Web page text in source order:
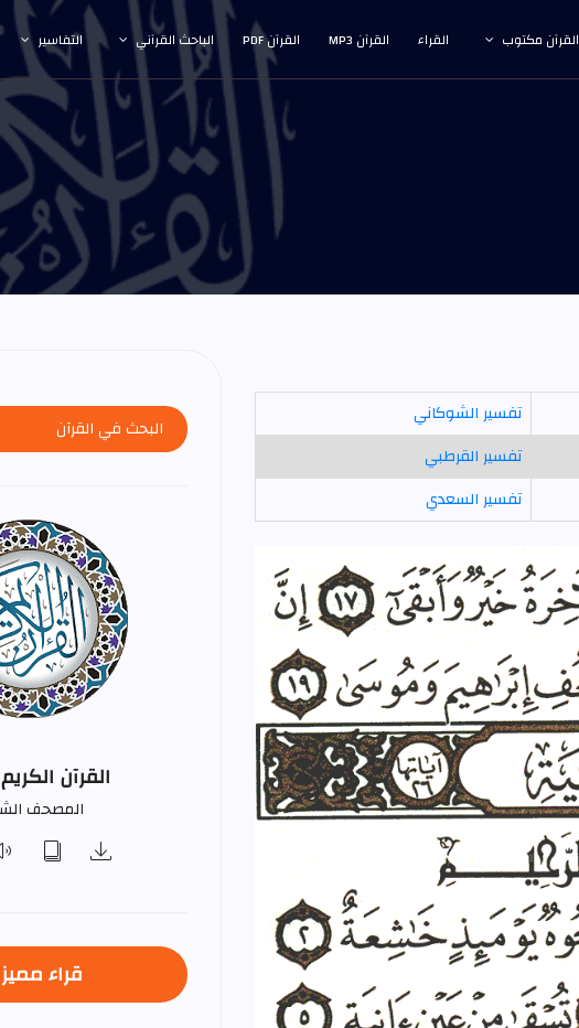
القرآن مكتوب القراء القرآن MP3 القرآن PDF الباحث القرآني التفاسير
تفسير الشوكاني
تفسير القرطبي
تفسير السعدي
القرآن
المصحف
قراء